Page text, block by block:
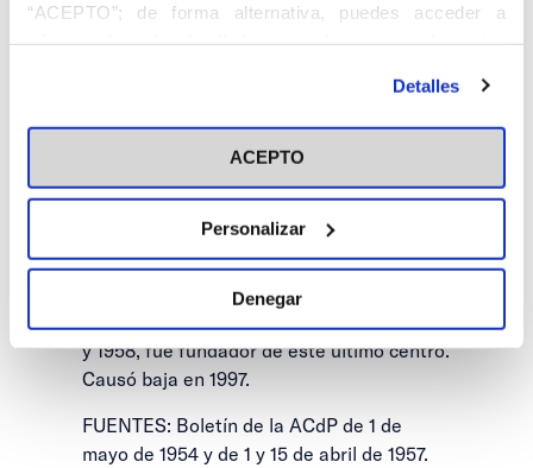
“ACEPTO”; de forma alternativa, puedes acceder a
información más detallada y cambiar tus preferencias
en el botón "Personalizar". Para más información puedes
visitar nuestra Política de Cookies
Detalles
ACEPTO
Personalizar
Denegar
Licenciado en Filosofía y letras y Miembro
del Cuerpo Técnico Administrativo del
Ministerio de Trabajo. Delegado Regional
Provincial de Trabajo en 1957 en Alicante.
Miembro de las Congregaciones Marianas.
Se incorporó al Centro de Ciudad Real de
la ACN de P en 1935. Secretario de los
centros de Ciudad Real en 1939, de
Burgos, de Toledo en 1942 y 1943, de
Alicante en 1960 y de Cáceres entre 1948
y 1958, fue fundador de este último centro.
Causó baja en 1997.
FUENTES: Boletín de la ACdP de 1 de
mayo de 1954 y de 1 y 15 de abril de 1957.